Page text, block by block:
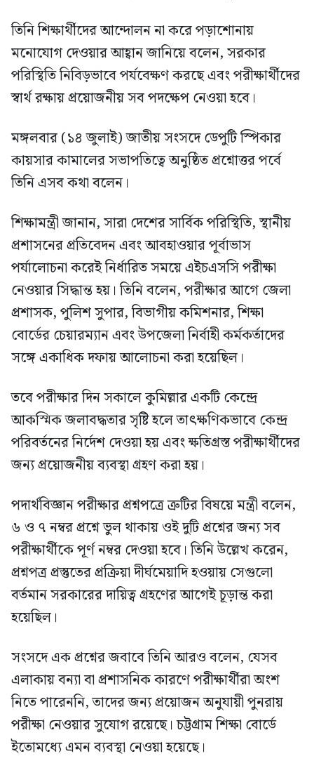
তিনি শিক্ষার্থীদের আন্দোলন না করে পড়াশোনায়
মনোযোগ দেওয়ার আহ্বান জানিয়ে বলেন, সরকার
পরিস্থিতি নিবিড়ভাবে পর্যবেক্ষণ করছে এবং পরীক্ষার্থীদের
স্বার্থ রক্ষায় প্রয়োজনীয় সব পদক্ষেপ নেওয়া হবে।
মঙ্গলবার (১৪ জুলাই) জাতীয় সংসদে ডেপুটি স্পিকার
কায়সার কামালের সভাপতিত্বে অনুষ্ঠিত প্রশ্নোত্তর পর্বে
তিনি এসব কথা বলেন।
শিক্ষামন্ত্রী জানান, সারা দেশের সার্বিক পরিস্থিতি, স্থানীয়
প্রশাসনের প্রতিবেদন এবং আবহাওয়ার পূর্বাভাস
পর্যালোচনা করেই নির্ধারিত সময়ে এইচএসসি পরীক্ষা
নেওয়ার সিদ্ধান্ত হয়। তিনি বলেন, পরীক্ষার আগে জেলা
প্রশাসক, পুলিশ সুপার, বিভাগীয় কমিশনার, শিক্ষা
বোর্ডের চেয়ারম্যান এবং উপজেলা নির্বাহী কর্মকর্তাদের
সঙ্গে একাধিক দফায় আলোচনা করা হয়েছিল।
তবে পরীক্ষার দিন সকালে কুমিল্লার একটি কেন্দ্রে
আকস্মিক জলাবদ্ধতার সৃষ্টি হলে তাৎক্ষণিকভাবে কেন্দ্র
পরিবর্তনের নির্দেশ দেওয়া হয় এবং ক্ষতিগ্রস্ত পরীক্ষার্থীদের
জন্য প্রয়োজনীয় ব্যবস্থা গ্রহণ করা হয়।
পদার্থবিজ্ঞান পরীক্ষার প্রশ্নপত্রে ত্রুটির বিষয়ে মন্ত্রী বলেন,
৬ ও ৭ নম্বর প্রশ্নে ভুল থাকায় ওই দুটি প্রশ্নের জন্য সব
পরীক্ষার্থীকে পূর্ণ নম্বর দেওয়া হবে। তিনি উল্লেখ করেন,
প্রশ্নপত্র প্রস্তুতের প্রক্রিয়া দীর্ঘমেয়াদি হওয়ায় সেগুলো
বর্তমান সরকারের দায়িত্ব গ্রহণের আগেই চূড়ান্ত করা
হয়েছিল।
সংসদে এক প্রশ্নের জবাবে তিনি আরও বলেন, যেসব
এলাকায় বন্যা বা প্রশাসনিক কারণে পরীক্ষার্থীরা অংশ
নিতে পারেননি, তাদের জন্য প্রয়োজন অনুযায়ী পুনরায়
পরীক্ষা নেওয়ার সুযোগ রয়েছে। চট্টগ্রাম শিক্ষা বোর্ডে
ইতোমধ্যে এমন ব্যবস্থা নেওয়া হয়েছে।